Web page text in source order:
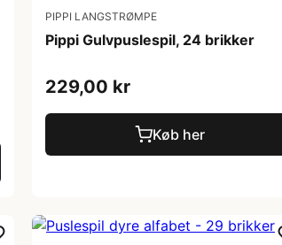
PIPPI LANGSTRØMPE
Pippi Gulvpuslespil, 24 brikker
229,00 kr
Køb her